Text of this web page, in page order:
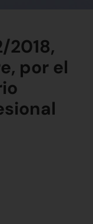
2018,
por el